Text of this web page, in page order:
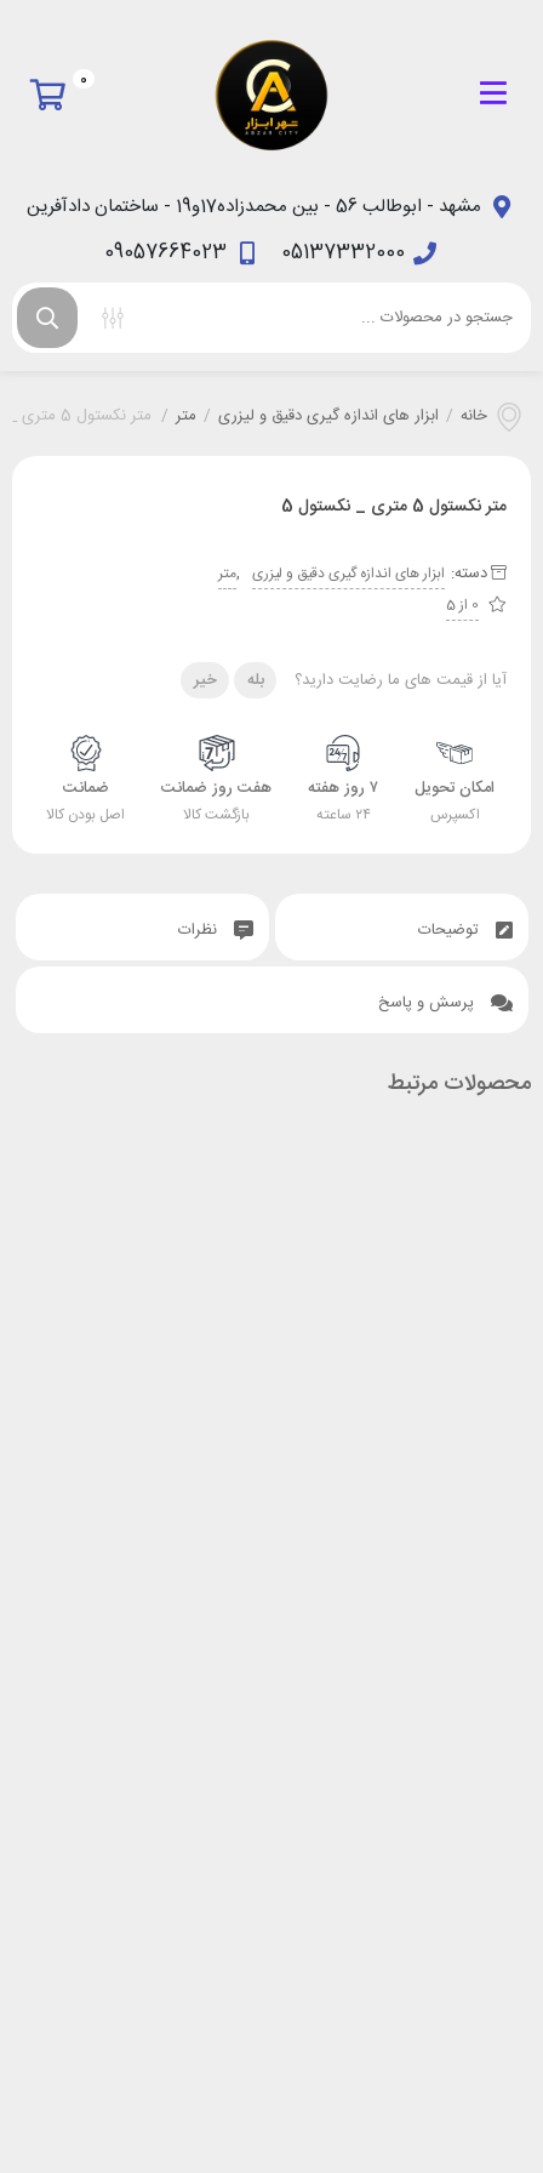
0
مشهد - ابوطالب 56 - بین محمدزاده17و19 - ساختمان دادآفرین
05137332000
09057664023
خانه / ابزار های اندازه گیری دقیق و لیزری / متر / متر نکستول 5 متری _ نکستول 5
متر نکستول 5 متری _ نکستول 5
دسته: ابزار های اندازه گیری دقیق و لیزری ,متر
0 از 5
آیا از قیمت های ما رضایت دارید؟ بله خیر
امکان تحویل
اکسپرس
۷ روز هفته
۲۴ ساعته
هفت روز ضمانت
بازگشت کالا
ضمانت
اصل بودن کالا
توضیحات نظرات
پرسش و پاسخ
محصولات مرتبط